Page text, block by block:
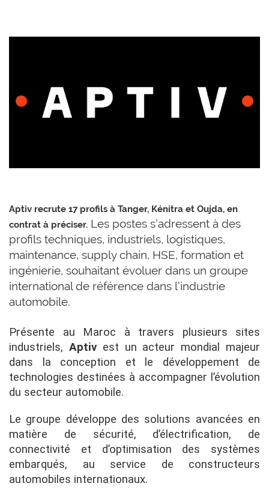
Aptiv recrute 17 profils à Tanger, Kénitra et Oujda, en
contrat à préciser. Les postes s’adressent à des
profils techniques, industriels, logistiques,
maintenance, supply chain, HSE, formation et
ingénierie, souhaitant évoluer dans un groupe
international de référence dans l’industrie
automobile.
Présente au Maroc à travers plusieurs sites
industriels, Aptivest un acteur mondial majeur
dans la conception et le développement de
technologies destinées à accompagner l’évolution
du secteur automobile.
Le groupe développe des solutions avancées en
matière de sécurité, d’électrification, de
connectivité et d’optimisation des systèmes
embarqués, au service de constructeurs
automobiles internationaux.